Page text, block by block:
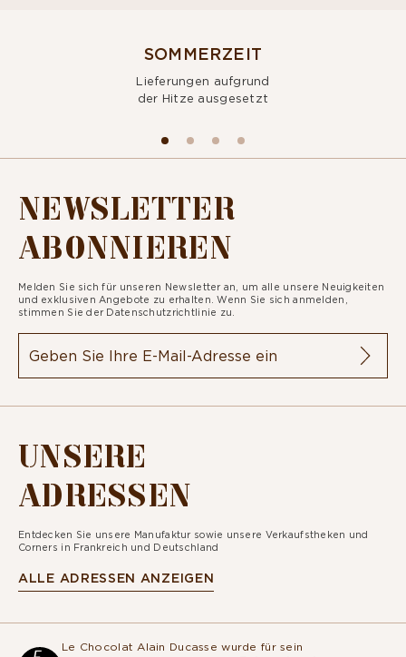
SOMMERZEIT
Lieferungen aufgrund
der Hitze ausgesetzt
NEWSLETTER
ABONNIEREN
Melden Sie sich für unseren Newsletter an, um alle unsere Neuigkeiten
und exklusiven Angebote zu erhalten. Wenn Sie sich anmelden,
stimmen Sie der Datenschutzrichtlinie zu.
UNSERE
ADRESSEN
Entdecken Sie unsere Manufaktur sowie unsere Verkaufstheken und
Corners in Frankreich und Deutschland
ALLE ADRESSEN ANZEIGEN
Le Chocolat Alain Ducasse wurde für sein